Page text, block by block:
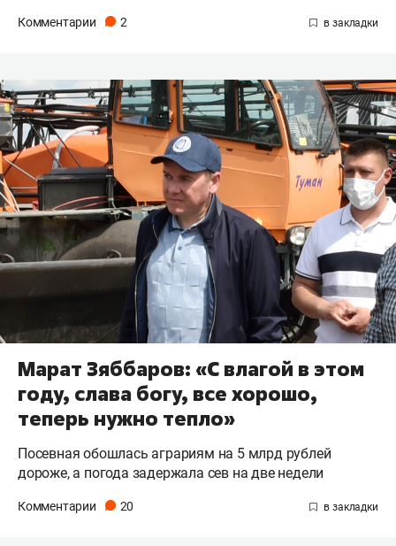
Комментарии 2
Марат Зяббаров: «С влагой в этом
году, слава богу, все хорошо,
теперь нужно тепло»
Посевная обошлась аграриям на 5 млрд рублей
дороже, а погода задержала сев на две недели
Комментарии 20